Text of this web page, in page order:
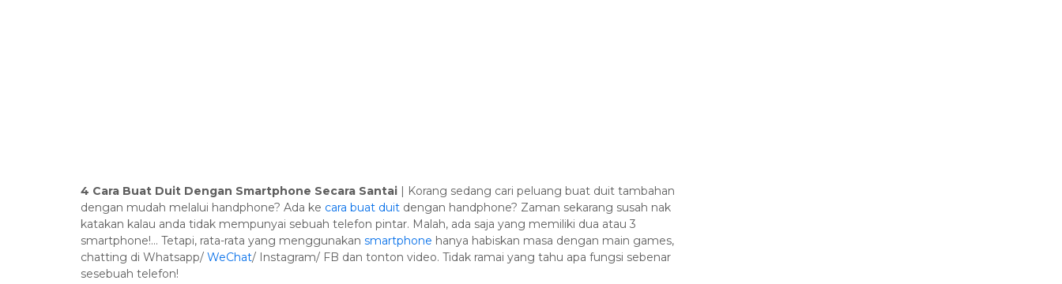
4 Cara Buat Duit Dengan Smartphone Secara Santai | Korang sedang cari peluang buat duit tambahan
dengan mudah melalui handphone? Ada ke cara buat duit dengan handphone? Zaman sekarang susah nak
katakan kalau anda tidak mempunyai sebuah telefon pintar. Malah, ada saja yang memiliki dua atau 3
smartphone!... Tetapi, rata-rata yang menggunakan smartphone hanya habiskan masa dengan main games,
chatting di Whatsapp/ WeChat/ Instagram/ FB dan tonton video. Tidak ramai yang tahu apa fungsi sebenar
sesebuah telefon!